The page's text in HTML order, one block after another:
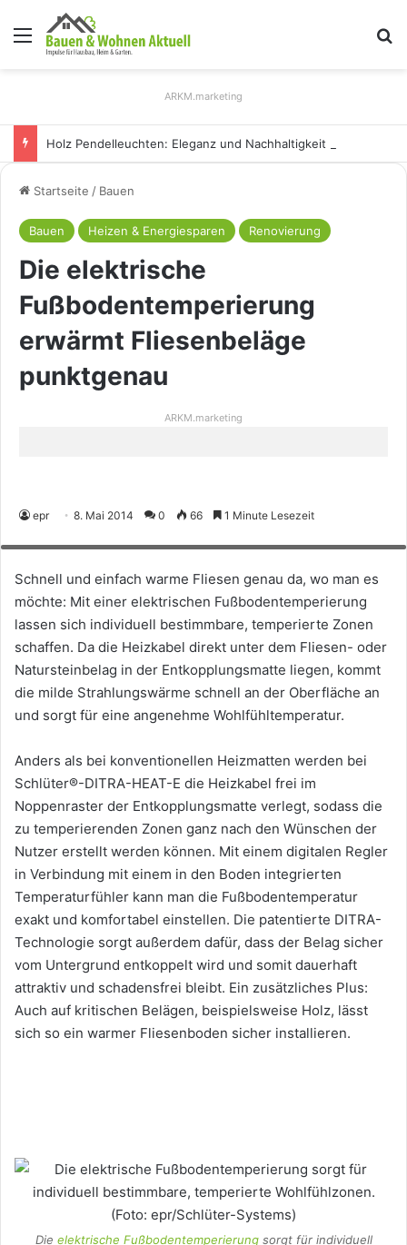
Menü
ARKM.marketing
Startseite / Bauen
Bauen Heizen & Energiesparen Renovierung
Die elektrische
Fußbodentemperierung
erwärmt Fliesenbeläge
punktgenau
ARKM.marketing
epr 8. Mai 2014 0 66 1 Minute Lesezeit
Die elektrische Fußbodentemperierung sorgt für individuell bestimmbare,
Schnell und einfach warme Fliesen genau da, wo man es
möchte: Mit einer elektrischen Fußbodentemperierung
lassen sich individuell bestimmbare, temperierte Zonen
schaffen. Da die Heizkabel direkt unter dem Fliesen- oder
Natursteinbelag in der Entkopplungsmatte liegen, kommt
die milde Strahlungswärme schnell an der Oberfläche an
und sorgt für eine angenehme Wohlfühltemperatur.
Anders als bei konventionellen Heizmatten werden bei
Schlüter®-DITRA-HEAT-E die Heizkabel frei im
Noppenraster der Entkopplungsmatte verlegt, sodass die
zu temperierenden Zonen ganz nach den Wünschen der
Nutzer erstellt werden können. Mit einem digitalen Regler
in Verbindung mit einem in den Boden integrierten
Temperaturfühler kann man die Fußbodentemperatur
exakt und komfortabel einstellen. Die patentierte DITRA-
Technologie sorgt außerdem dafür, dass der Belag sicher
vom Untergrund entkoppelt wird und somit dauerhaft
attraktiv und schadensfrei bleibt. Ein zusätzliches Plus:
Auch auf kritischen Belägen, beispielsweise Holz, lässt
sich so ein warmer Fliesenboden sicher installieren.
Die elektrische Fußbodentemperierungsorgt für individuell